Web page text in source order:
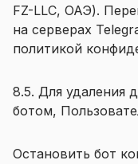
FZ-LLC, ОАЭ).
на серверах
политикой
8.5. Для удаления
ботом,
Остановить бот